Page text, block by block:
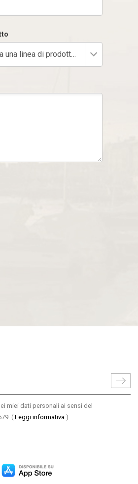
-- Seleziona una linea di prodotto --
miei dati personali ai sensi del
( Leggi informativa )